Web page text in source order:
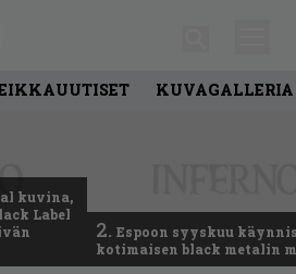
KUVAGALLERIA
kuvina,
Label
2. Espoon syyskuu
kotimaisen black metalin